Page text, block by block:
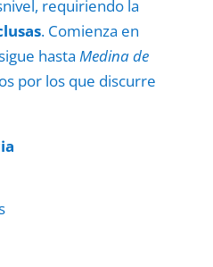
requiriendo la
. Comienza en
hasta Medina de
por los que discurre